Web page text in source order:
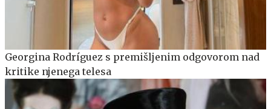
Georgina Rodríguez s premišljenim odgovorom nad
kritike njenega telesa